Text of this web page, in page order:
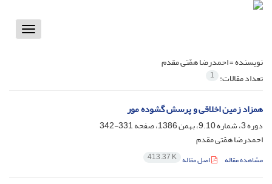
Toggle
نویسنده =احمدرضا همّتی مقدم
تعداد مقالات: 1
همزاد زمین اخلاقی و پرسش گشوده مور
دوره 3، شماره 9.10، بهمن 1386، صفحه
331-342
احمدرضا همّتی مقدم
مشاهده مقاله اصل مقاله 413.37 K